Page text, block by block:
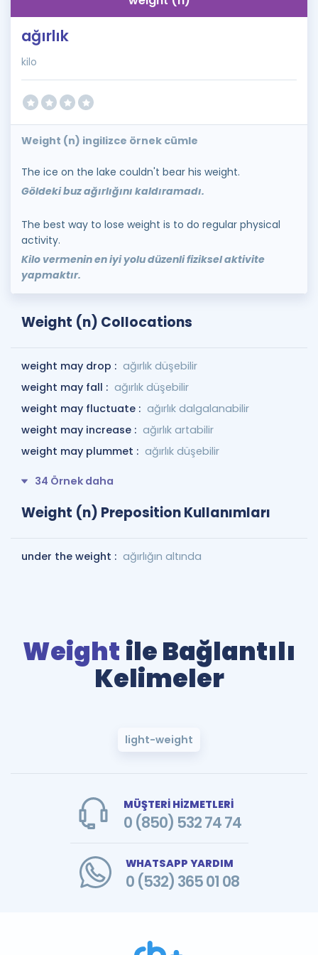
ağırlık
kilo
Weight (n) ingilizce örnek cümle
The ice on the lake couldn't bear his weight.
Göldeki buz ağırlığını kaldıramadı.
The best way to lose weight is to do regular physical
activity.
Kilo vermenin en iyi yolu düzenli fiziksel aktivite
yapmaktır.
Weight (n) Collocations
weight may drop : ağırlık düşebilir
weight may fall : ağırlık düşebilir
weight may fluctuate : ağırlık dalgalanabilir
weight may increase : ağırlık artabilir
weight may plummet : ağırlık düşebilir
34 Örnek daha
Weight (n) Preposition Kullanımları
under the weight : ağırlığın altında
Weight ile Bağlantılı
Kelimeler
light-weight
MÜŞTERİ HİZMETLERİ
0 (850) 532 74 74
WHATSAPP YARDIM
0 (532) 365 01 08